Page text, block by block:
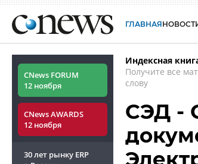
ГЛАВНАЯ
CNews FORUM
12 ноября
CNews AWARDS
12 ноября
30 лет рынку ERP
Индексная
Получите все
слову
СЭД -